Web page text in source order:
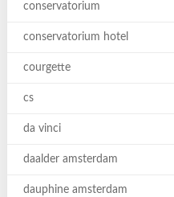
conservatorium
conservatorium hotel
courgette
cs
da vinci
daalder amsterdam
dauphine amsterdam